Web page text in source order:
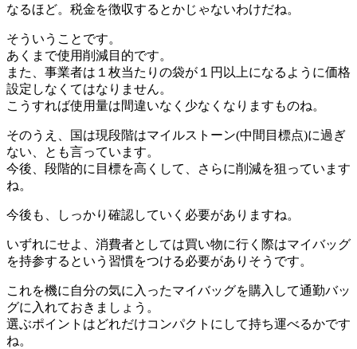
なるほど。税金を徴収するとかじゃないわけだね。
そういうことです。
あくまで使用削減目的です。
また、事業者は１枚当たりの袋が１円以上になるように価格
設定しなくてはなりません。
こうすれば使用量は間違いなく少なくなりますものね。
そのうえ、国は現段階はマイルストーン(中間目標点)に過ぎ
ない、とも言っています。
今後、段階的に目標を高くして、さらに削減を狙っています
ね。
今後も、しっかり確認していく必要がありますね。
いずれにせよ、消費者としては買い物に行く際はマイバッグ
を持参するという習慣をつける必要がありそうです。
これを機に自分の気に入ったマイバッグを購入して通勤バッ
グに入れておきましょう。
選ぶポイントはどれだけコンパクトにして持ち運べるかです
ね。